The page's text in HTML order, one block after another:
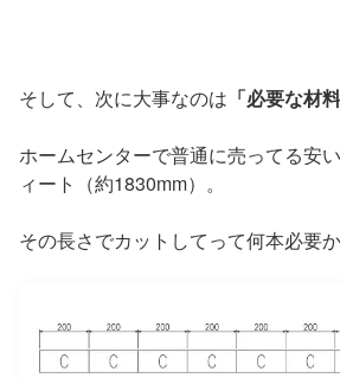
そして、次に大事なのは 「必要な材
ホームセンターで普通に売ってる安
ィート（約1830mm）。
その長さでカットしてって何本必要か